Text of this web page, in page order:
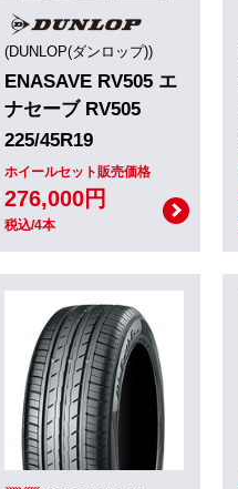
(DUNLOP(ダンロップ))
ENASAVE RV505 エ
ナセーブ RV505
225/45R19
ホイールセット販売価格
276,000円
税込/4本